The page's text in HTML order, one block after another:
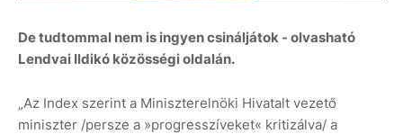
De tudtommal nem is ingyen csináljátok - olvasható
Lendvai Ildikó közösségi oldalán.
„Az Index szerint a Miniszterelnöki Hivatalt vezető
miniszter /persze a »progresszíveket« kritizálva/ a